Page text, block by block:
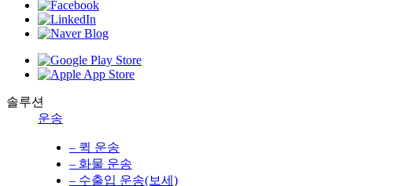
솔루션
운송
– 퀵 운송
– 화물 운송
– 수출입 운송(보세)